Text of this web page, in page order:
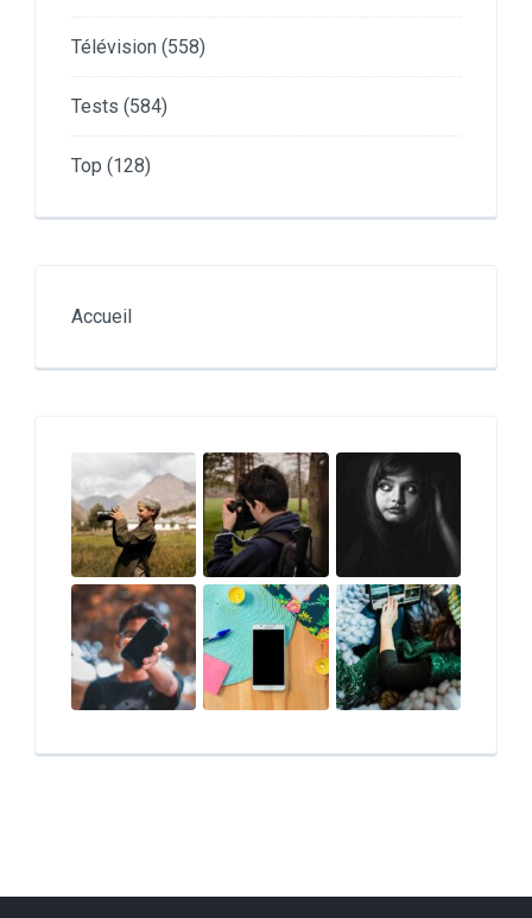
Télévision (558)
Tests (584)
Top (128)
Accueil